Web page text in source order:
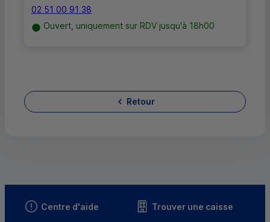
02 51 00 91 38
Ouvert, uniquement sur RDV jusqu'à 18h00
Retour
Centre d'aide Trouver une caisse